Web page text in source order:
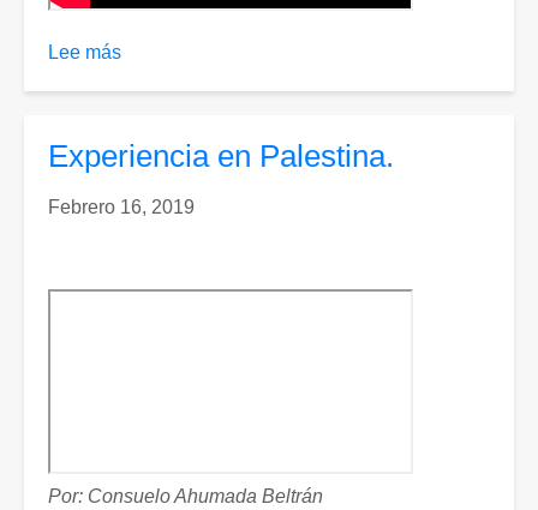
la
“Quebrada
Vía
Lee más
Suarez
Experiencia en Palestina.
Febrero 16, 2019
Por: Consuelo Ahumada Beltrán